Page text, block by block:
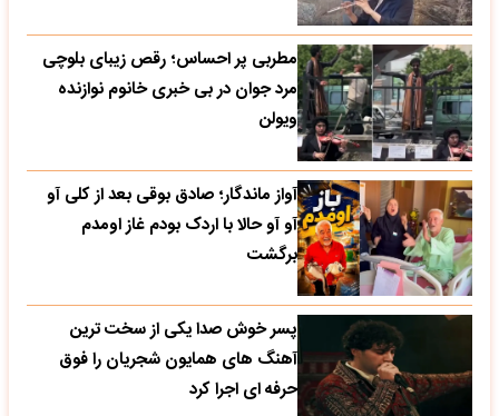
مطربی پر احساس؛ رقص زیبای بلوچی
مرد جوان در بی خبری خانوم نوازنده
ویولن
آواز ماندگار؛ صادق بوقی بعد از کلی آو
آو آو حالا با اردک بودم غاز اومدم
برگشت
پسر خوش صدا یکی از سخت ترین
آهنگ های همایون شجریان را فوق
حرفه ای اجرا کرد